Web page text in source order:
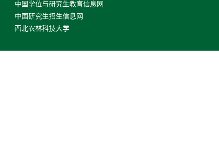
中国学位与研究生教育信息网
中国研究生招生信息网
西北农林科技大学